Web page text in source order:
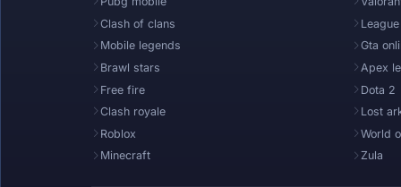
Clash of clans
Mobile legends
Brawl stars
Free fire
Clash royale
Roblox
Minecraft
Gta
Apex
Dota 2
Lost
World
Zula